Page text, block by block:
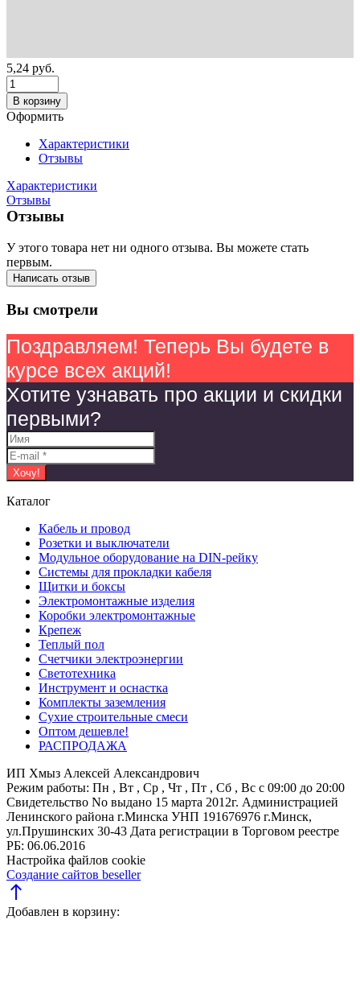
5,24 руб.
В корзину
Оформить
Характеристики
Отзывы
Характеристики
Отзывы
Отзывы
У этого товара нет ни одного отзыва. Вы можете стать
первым.
Написать отзыв
Вы смотрели
Поздравляем! Теперь Вы будете в
курсе всех акций!
Хотите узнавать про акции и скидки
первыми?
Каталог
Кабель и провод
Розетки и выключатели
Модульное оборудование на DIN-рейку
Системы для прокладки кабеля
Щитки и боксы
Электромонтажные изделия
Коробки электромонтажные
Крепеж
Теплый пол
Счетчики электроэнергии
Светотехника
Инструмент и оснастка
Комплекты заземления
Сухие строительные смеси
Оптом дешевле!
РАСПРОДАЖА
ИП Хмыз Алексей Александрович
Режим работы: Пн , Вт , Ср , Чт , Пт , Сб , Вс c 09:00 до 20:00
Свидетельство No выдано 15 марта 2012г. Администрацией
Ленинского района г.Минска УНП 191676976 г.Минск,
ул.Прушинских 30-43 Дата регистрации в Торговом реестре
РБ: 06.06.2016
Настройка файлов cookie
Создание сайтов beseller
north
Добавлен в корзину: